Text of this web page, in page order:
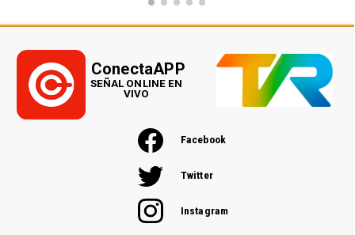
Facebook
Twitter
Instagram
ConectaAPP
SEÑAL ONLINE EN
VIVO